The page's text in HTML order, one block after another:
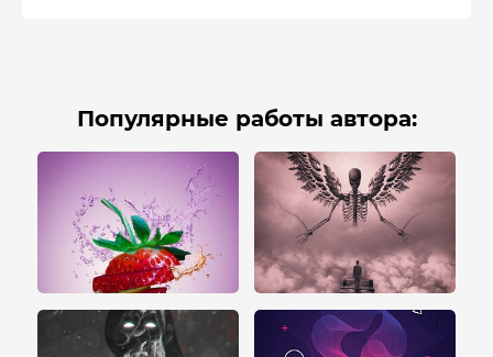
Популярные работы автора: